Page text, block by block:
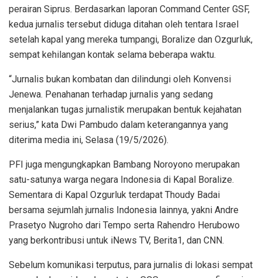
perairan Siprus. Berdasarkan laporan Command Center GSF,
kedua jurnalis tersebut diduga ditahan oleh tentara Israel
setelah kapal yang mereka tumpangi, Boralize dan Ozgurluk,
sempat kehilangan kontak selama beberapa waktu.
“Jurnalis bukan kombatan dan dilindungi oleh Konvensi
Jenewa. Penahanan terhadap jurnalis yang sedang
menjalankan tugas jurnalistik merupakan bentuk kejahatan
serius,” kata Dwi Pambudo dalam keterangannya yang
diterima media ini, Selasa (19/5/2026).
PFI juga mengungkapkan Bambang Noroyono merupakan
satu-satunya warga negara Indonesia di Kapal Boralize.
Sementara di Kapal Ozgurluk terdapat Thoudy Badai
bersama sejumlah jurnalis Indonesia lainnya, yakni Andre
Prasetyo Nugroho dari Tempo serta Rahendro Herubowo
yang berkontribusi untuk iNews TV, Berita1, dan CNN.
Sebelum komunikasi terputus, para jurnalis di lokasi sempat